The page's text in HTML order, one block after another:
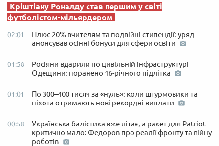
Кріштіану Роналду став першим у світі
футболістом-мільярдером
02:01
Плюс 20% вчителям та подвійні стипендії: уряд
анонсував осінні бонуси для сфери освіти
01:58
Росіяни вдарили по цивільній інфраструктурі
Одещини: поранено 16-річного підлітка
01:01
По 300–400 тисяч за «нуль»: коли штурмовики та
піхота отримають нові рекордні виплати
00:58
Українська балістика вже літає, а ракет для Patriot
критично мало: Федоров про реалії фронту та війну
роботів